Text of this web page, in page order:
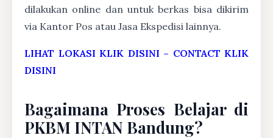
dilakukan online dan untuk berkas bisa dikirim
via Kantor Pos atau Jasa Ekspedisi lainnya.
LIHAT LOKASI KLIK DISINI – CONTACT KLIK
DISINI
Bagaimana Proses Belajar di
PKBM INTAN Bandung?